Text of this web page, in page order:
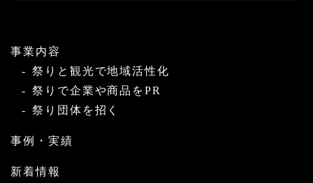
事業内容
祭りと観光で地域活性化
祭りで企業や商品をPR
祭り団体を招く
事例・実績
新着情報